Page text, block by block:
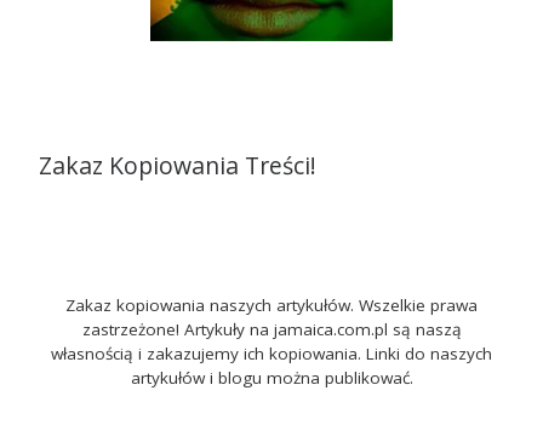
Zakaz Kopiowania Treści!
Zakaz kopiowania naszych artykułów. Wszelkie prawa
zastrzeżone! Artykuły na jamaica.com.pl są naszą
własnością i zakazujemy ich kopiowania. Linki do naszych
artykułów i blogu można publikować.